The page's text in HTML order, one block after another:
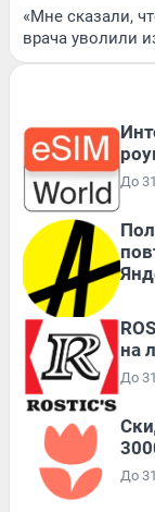
«Мне сказали,
врача уволили
До
на
До
До